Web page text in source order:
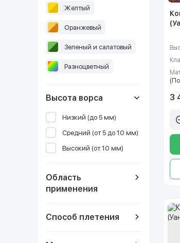
Желтый
Оранжевый
Зеленый и салатовый
Разноцветный
Высота ворса
Низкий (до 5 мм)
Средний (от 5 до 10 мм)
Высокий (от 10 мм)
Область
применения
Способ плетения
3